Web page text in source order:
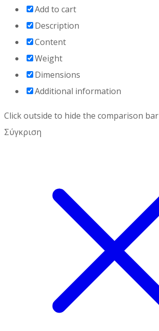
Add to cart
Description
Content
Weight
Dimensions
Additional information
Click outside to hide the comparison bar
Σύγκριση